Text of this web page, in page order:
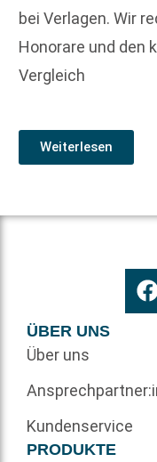
bei Verlagen. Wir
Honorare und den
Vergleich
Weiterlesen
ÜBER UNS
Über uns
Kundenservice
PRODUKTE